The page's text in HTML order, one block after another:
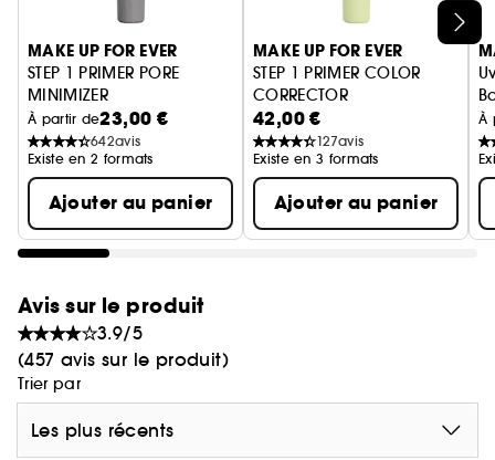
PARFAIT TOUTE LA JOURNÉE!
Co-créé avec des pros, la nouvelle gamme de
STEP 1 Primers est la gamme la plus complète
de bases offrant une correction pour tous les
types de peau, toutes les carnations et qui tient
toute la journée.
L'application d'un primer STEP 1 est la première
étape incontournable de votre routine
maquillage: une application facilitée et une
résultat optimal.
Osez passer votre maquillage à un niveau
supérieur!
Ignorer le carrousel produits
MAKE UP FOR EVER
STEP 1 PRIMER PORE
MINIMIZER
Base lissante
À partir de23,00 €
642avis
Existe en 2 formats
Ajouter au panier
MAKE UP FOR EVER
STEP 1 PRIMER COLOR
CORRECTOR
Base correctrice de couleur
42,00 €
127avis
Existe en 3 formats
Ajouter au panier
À
Avis sur le produit
3.9/5
(457 avis sur le produit)
Trier par
Les plus récents